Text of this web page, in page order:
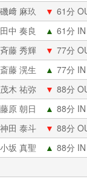
磯﨑 麻玖 ▼ 61分
田中 奏良 ▲ 61分 IN
斉藤 秀輝 ▼ 77分
斎藤 滉生 ▲ 77分 IN
茂木 祐弥 ▼ 88分
藤原 朝日 ▲ 88分 IN
神田 泰斗 ▼ 88分
小坂 真聖 ▲ 88分 IN